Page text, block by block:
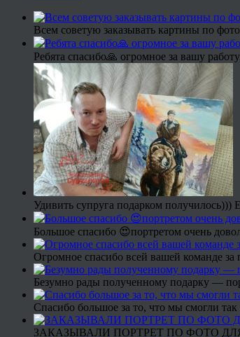
Всем советую заказывать картины по
Ребята спасибо🙏 огромное за вашу
Удивить супруга подарком
Большое спасибо 😍портретом очень
Огромное спасибо всей вашей команде за
Безумно рады полученному подарку —
Спасибо большое за то, что мы смогли
ЗАКАЗЫВАЛИ ПОРТРЕТ ПО ФОТО